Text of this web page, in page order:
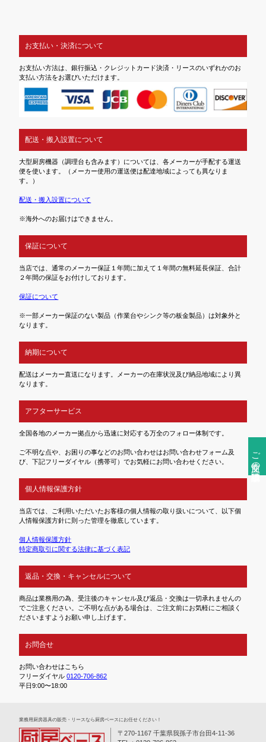
ご注文前の確認事項
お支払い・決済について
お支払い方法は、銀行振込・クレジットカード決済・リースのいずれかのお
支払い方法をお選びいただけます。
配送・搬入設置について
大型厨房機器（調理台も含みます）については、各メーカーが手配する運送
便を使います。（メーカー使用の運送便は配達地域によっても異なりま
す。）
配送・搬入設置について
※海外へのお届けはできません。
保証について
当店では、通常のメーカー保証１年間に加えて１年間の無料延長保証、合計
２年間の保証をお付けしております。
保証について
※一部メーカー保証のない製品（作業台やシンク等の板金製品）は対象外と
なります。
納期について
配送はメーカー直送になります。メーカーの在庫状況及び納品地域により異
なります。
アフターサービス
全国各地のメーカー拠点から迅速に対応する万全のフォロー体制です。
ご不明な点や、お困りの事などのお問い合わせはお問い合わせフォーム及
び、下記フリーダイヤル（携帯可）でお気軽にお問い合わせください。
個人情報保護方針
当店では、ご利用いただいたお客様の個人情報の取り扱いについて、以下個
人情報保護方針に則った管理を徹底しています。
個人情報保護方針
特定商取引に関する法律に基づく表記
返品・交換・キャンセルについて
商品は業務用の為、受注後のキャンセル及び返品・交換は一切承れませんの
でご注意ください。ご不明な点がある場合は、ご注文前にお気軽にご相談く
ださいますようお願い申し上げます。
お問合せ
お問い合わせはこちら
フリーダイヤル0120-706-862
平日9:00〜18:00
業務⽤厨房器具の販売・リースなら厨房ベースにお任せください！
〒270-1167 千葉県我孫子市台田4-11-36